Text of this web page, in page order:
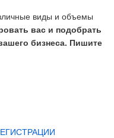
виды и объемы
вас и подобрать
бизнеса. Пишите